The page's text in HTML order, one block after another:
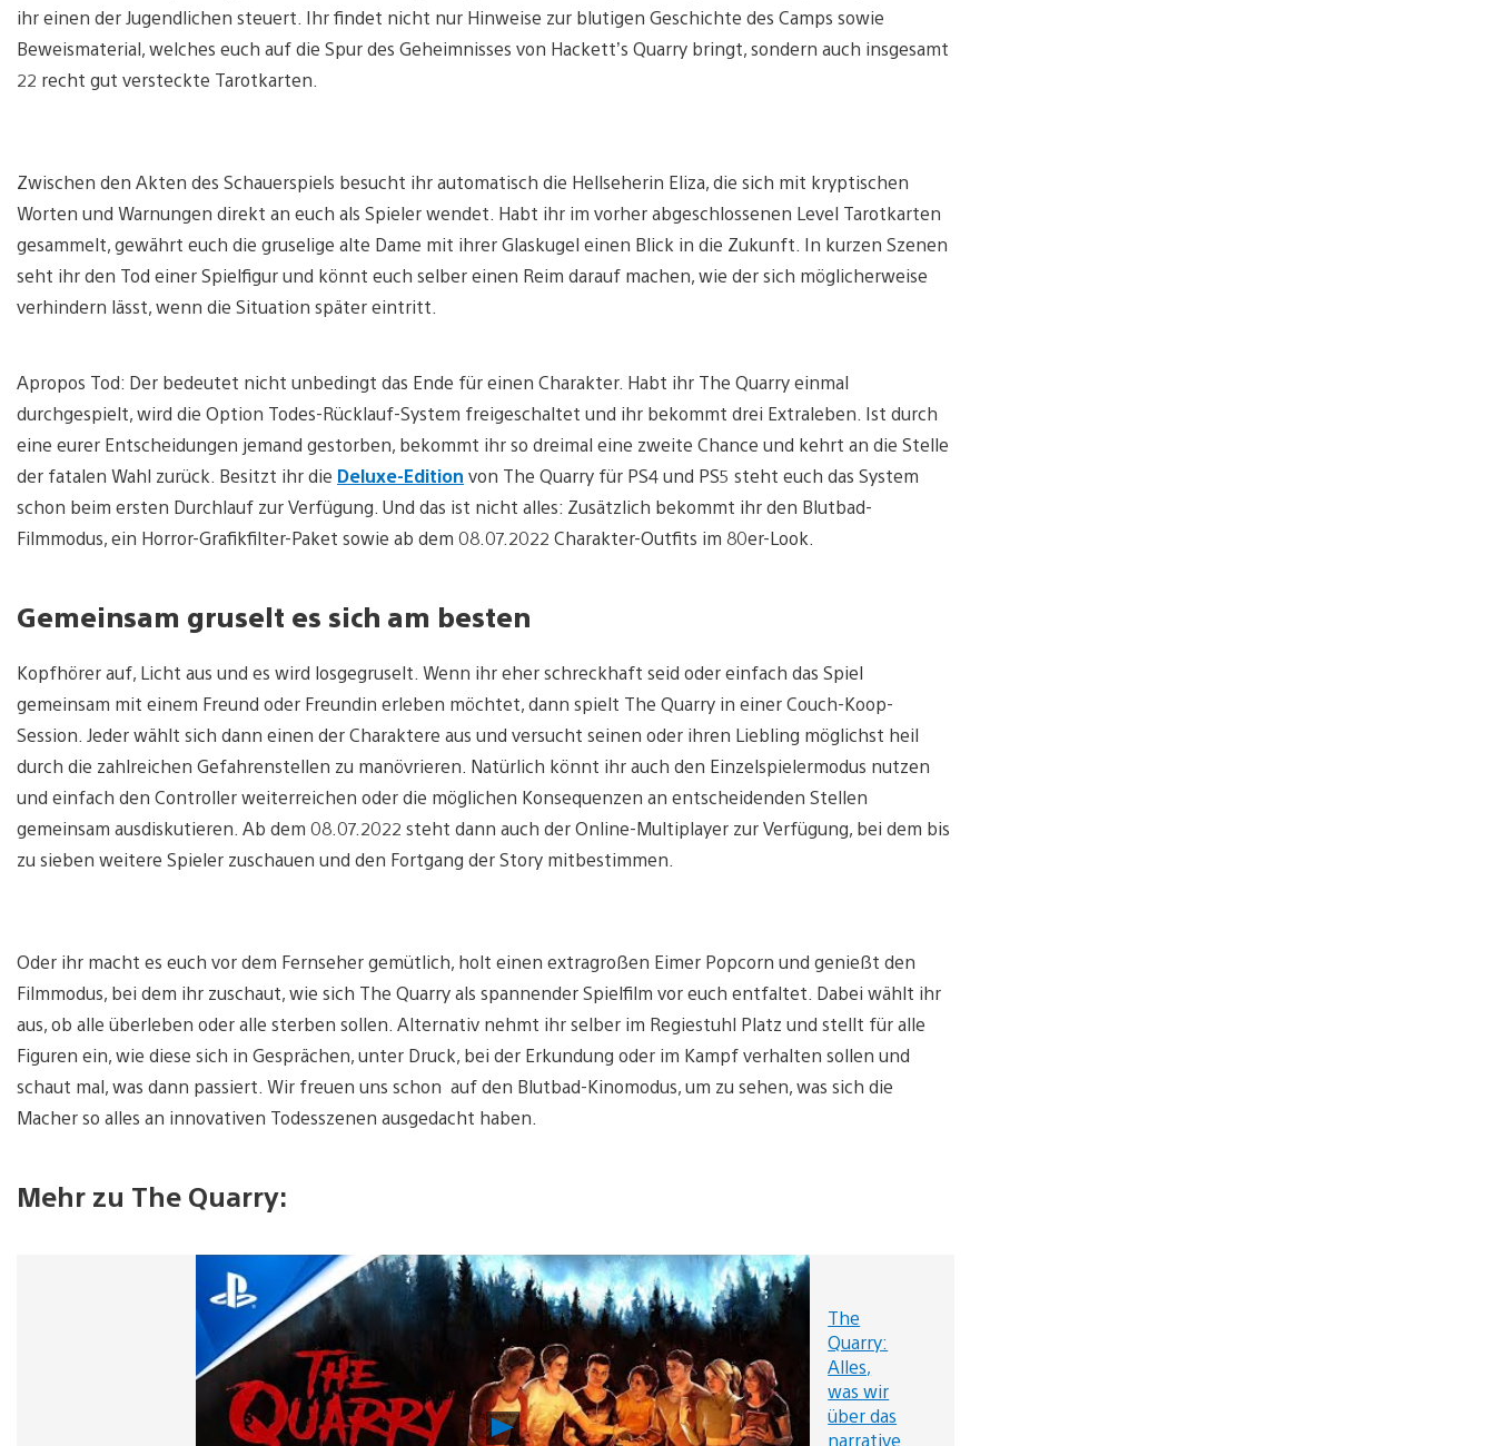
ihr einen der Jugendlichen steuert. Ihr findet nicht nur Hinweise zur blutigen Geschichte des Camps sowie
Beweismaterial, welches euch auf die Spur des Geheimnisses von Hackett’s Quarry bringt, sondern auch insgesamt
22 recht gut versteckte Tarotkarten.
Zwischen den Akten des Schauerspiels besucht ihr automatisch die Hellseherin Eliza, die sich mit kryptischen
Worten und Warnungen direkt an euch als Spieler wendet. Habt ihr im vorher abgeschlossenen Level Tarotkarten
gesammelt, gewährt euch die gruselige alte Dame mit ihrer Glaskugel einen Blick in die Zukunft. In kurzen Szenen
seht ihr den Tod einer Spielfigur und könnt euch selber einen Reim darauf machen, wie der sich möglicherweise
verhindern lässt, wenn die Situation später eintritt.
Apropos Tod: Der bedeutet nicht unbedingt das Ende für einen Charakter. Habt ihr The Quarry einmal
durchgespielt, wird die Option Todes-Rücklauf-System freigeschaltet und ihr bekommt drei Extraleben. Ist durch
eine eurer Entscheidungen jemand gestorben, bekommt ihr so dreimal eine zweite Chance und kehrt an die Stelle
der fatalen Wahl zurück. Besitzt ihr die Deluxe-Edition von The Quarry für PS4 und PS5 steht euch das System
schon beim ersten Durchlauf zur Verfügung. Und das ist nicht alles: Zusätzlich bekommt ihr den Blutbad-
Filmmodus, ein Horror-Grafikfilter-Paket sowie ab dem 08.07.2022 Charakter-Outfits im 80er-Look.
Gemeinsam gruselt es sich am besten
Kopfhörer auf, Licht aus und es wird losgegruselt. Wenn ihr eher schreckhaft seid oder einfach das Spiel
gemeinsam mit einem Freund oder Freundin erleben möchtet, dann spielt The Quarry in einer Couch-Koop-
Session. Jeder wählt sich dann einen der Charaktere aus und versucht seinen oder ihren Liebling möglichst heil
durch die zahlreichen Gefahrenstellen zu manövrieren. Natürlich könnt ihr auch den Einzelspielermodus nutzen
und einfach den Controller weiterreichen oder die möglichen Konsequenzen an entscheidenden Stellen
gemeinsam ausdiskutieren. Ab dem 08.07.2022 steht dann auch der Online-Multiplayer zur Verfügung, bei dem bis
zu sieben weitere Spieler zuschauen und den Fortgang der Story mitbestimmen.
Oder ihr macht es euch vor dem Fernseher gemütlich, holt einen extragroßen Eimer Popcorn und genießt den
Filmmodus, bei dem ihr zuschaut, wie sich The Quarry als spannender Spielfilm vor euch entfaltet. Dabei wählt ihr
aus, ob alle überleben oder alle sterben sollen. Alternativ nehmt ihr selber im Regiestuhl Platz und stellt für alle
Figuren ein, wie diese sich in Gesprächen, unter Druck, bei der Erkundung oder im Kampf verhalten sollen und
schaut mal, was dann passiert. Wir freuen uns schon auf den Blutbad-Kinomodus, um zu sehen, was sich die
Macher so alles an innovativen Todesszenen ausgedacht haben.
Mehr zu The Quarry:
The
The
Quarry:
Alles,
was wir
über das
narrative